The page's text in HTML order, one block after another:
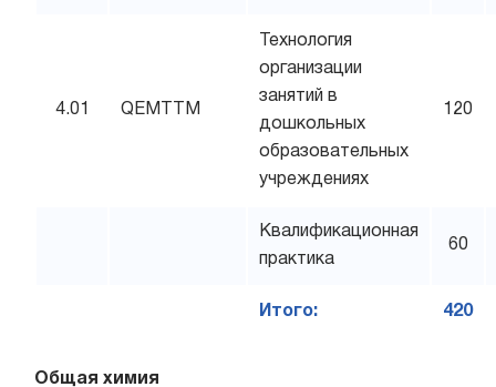
4.01 QEMTTM
Технология
организации
занятий в
дошкольных
образовательных
учреждениях
120
Квалификационная
практика
60
Итого: 420
Общая химия